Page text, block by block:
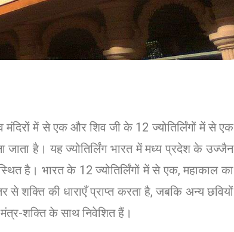
मंदिरों में से एक और शिव जी के 12 ज्योतिर्लिंगों में से एक
जाता है। यह ज्योतिर्लिंग भारत में मध्य प्रदेश के उज्जैन
है। भारत के 12 ज्योतिर्लिंगों में से एक, महाकाल का
शक्ति की धाराएँ प्राप्त करता है, जबकि अन्य छवियों
शक्ति के साथ निवेशित हैं।